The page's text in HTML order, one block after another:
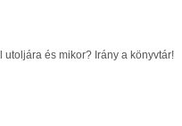
utoljára és mikor? Irány a könyvtár!